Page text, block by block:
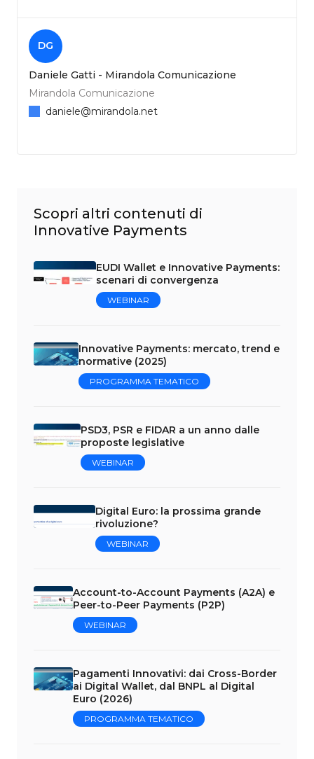
DG
Daniele Gatti - Mirandola Comunicazione
Mirandola Comunicazione
daniele@mirandola.net
Scopri altri contenuti di
Innovative Payments
EUDI Wallet e Innovative Payments:
scenari di convergenza
WEBINAR
Innovative Payments: mercato, trend e
normative (2025)
PROGRAMMA TEMATICO
PSD3, PSR e FIDAR a un anno dalle
proposte legislative
WEBINAR
Digital Euro: la prossima grande
rivoluzione?
WEBINAR
Account-to-Account Payments (A2A) e
Peer-to-Peer Payments (P2P)
WEBINAR
Pagamenti Innovativi: dai Cross-Border
ai Digital Wallet, dal BNPL al Digital
Euro (2026)
PROGRAMMA TEMATICO